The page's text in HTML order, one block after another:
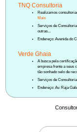
TNQ Consultoria
Realizamos
Mais
Serviços de
outras...
Endereço: Avenida do
Verde Ghaia
A busca pela
empresa frente a seus
tão sonhado selo de
Serviços de
Endereço: Av. Raja